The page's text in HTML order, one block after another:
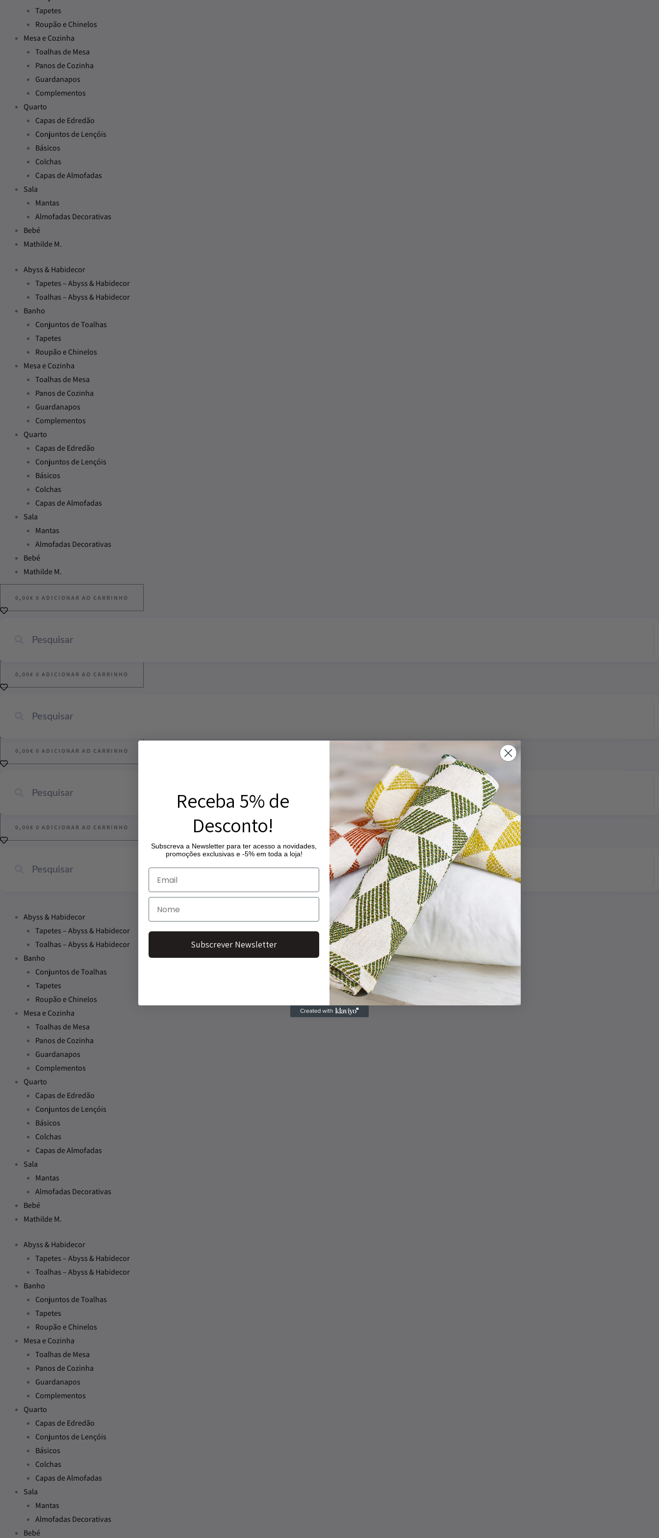
Tapetes
Roupão e Chinelos
Mesa e Cozinha
Toalhas de Mesa
Panos de Cozinha
Guardanapos
Complementos
Quarto
Capas de Edredão
Conjuntos de Lençóis
Básicos
Colchas
Capas de Almofadas
Sala
Mantas
Almofadas Decorativas
Bebé
Mathilde M.
Abyss & Habidecor
Tapetes – Abyss & Habidecor
Toalhas – Abyss & Habidecor
Banho
Conjuntos de Toalhas
Tapetes
Roupão e Chinelos
Mesa e Cozinha
Toalhas de Mesa
Panos de Cozinha
Guardanapos
Complementos
Quarto
Capas de Edredão
Conjuntos de Lençóis
Básicos
Colchas
Capas de Almofadas
Sala
Mantas
Almofadas Decorativas
Bebé
Mathilde M.
0,00€ 0 ADICIONAR AO CARRINHO
0,00€ 0 ADICIONAR AO CARRINHO
0,00€ 0 ADICIONAR AO CARRINHO
0,00€ 0 ADICIONAR AO CARRINHO
Abyss & Habidecor
Tapetes – Abyss & Habidecor
Toalhas – Abyss & Habidecor
Banho
Conjuntos de Toalhas
Tapetes
Roupão e Chinelos
Mesa e Cozinha
Toalhas de Mesa
Panos de Cozinha
Guardanapos
Complementos
Quarto
Capas de Edredão
Conjuntos de Lençóis
Básicos
Colchas
Capas de Almofadas
Sala
Mantas
Almofadas Decorativas
Bebé
Mathilde M.
Abyss & Habidecor
Tapetes – Abyss & Habidecor
Toalhas – Abyss & Habidecor
Banho
Conjuntos de Toalhas
Tapetes
Roupão e Chinelos
Mesa e Cozinha
Toalhas de Mesa
Panos de Cozinha
Guardanapos
Complementos
Quarto
Capas de Edredão
Conjuntos de Lençóis
Básicos
Colchas
Capas de Almofadas
Sala
Mantas
Almofadas Decorativas
Bebé
Receba 5% de
Desconto!
Subscreva a Newsletter para ter acesso a novidades,
promoções exclusivas e -5% em toda a loja!
Subscrever Newsletter